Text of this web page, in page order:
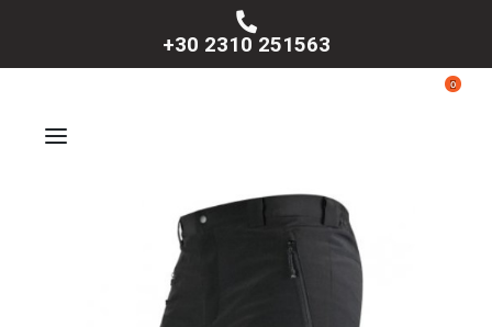
+30 2310 251563
0